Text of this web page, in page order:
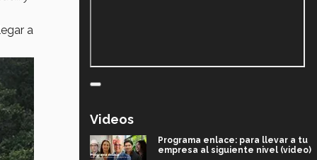
a
Videos
Programa enlace: para llevar a tu
empresa al siguiente nivel (video)